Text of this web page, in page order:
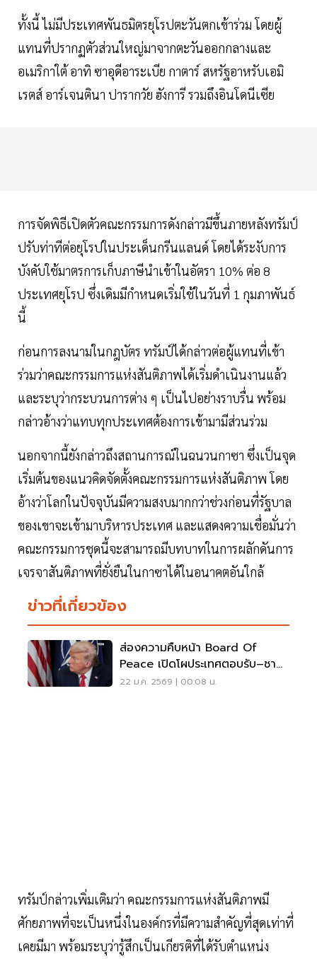
ทั้งนี้ ไม่มีประเทศพันธมิตรยุโรปตะวันตกเข้าร่วม โดยผู้
แทนที่ปรากฏตัวส่วนใหญ่มาจากตะวันออกกลางและ
อเมริกาใต้ อาทิ ซาอุดีอาระเบีย กาตาร์ สหรัฐอาหรับเอมิ
เรตส์ อาร์เจนตินา ปารากวัย ฮังการี รวมถึงอินโดนีเซีย
การจัดพิธีเปิดตัวคณะกรรมการดังกล่าวมีขึ้นภายหลังทรัมป์
ปรับท่าทีต่อยุโรปในประเด็นกรีนแลนด์ โดยได้ระงับการ
บังคับใช้มาตรการเก็บภาษีนำเข้าในอัตรา 10% ต่อ 8
ประเทศยุโรป ซึ่งเดิมมีกำหนดเริ่มใช้ในวันที่ 1 กุมภาพันธ์
นี้
ก่อนการลงนามในกฎบัตร ทรัมป์ได้กล่าวต่อผู้แทนที่เข้า
ร่วมว่าคณะกรรมการแห่งสันติภาพได้เริ่มดำเนินงานแล้ว
และระบุว่ากระบวนการต่าง ๆ เป็นไปอย่างราบรื่น พร้อม
กล่าวอ้างว่าแทบทุกประเทศต้องการเข้ามามีส่วนร่วม
นอกจากนี้ยังกล่าวถึงสถานการณ์ในฉนวนกาซา ซึ่งเป็นจุด
เริ่มต้นของแนวคิดจัดตั้งคณะกรรมการแห่งสันติภาพ โดย
อ้างว่าโลกในปัจจุบันมีความสงบมากกว่าช่วงก่อนที่รัฐบาล
ของเขาจะเข้ามาบริหารประเทศ และแสดงความเชื่อมั่นว่า
คณะกรรมการชุดนี้จะสามารถมีบทบาทในการผลักดันการ
เจรจาสันติภาพที่ยั่งยืนในกาซาได้ในอนาคตอันใกล้
ข่าวที่เกี่ยวข้อง
ส่องความคืบหน้า Board Of
Peace เปิดโผประเทศตอบรับ–ชาติ
ที่ยังลังเล
22 ม.ค. 2569 | 00:08 น.
ทรัมป์กล่าวเพิ่มเติมว่า คณะกรรมการแห่งสันติภาพมี
ศักยภาพที่จะเป็นหนึ่งในองค์กรที่มีความสำคัญที่สุดเท่าที่
เคยมีมา พร้อมระบุว่ารู้สึกเป็นเกียรติที่ได้รับตำแหน่ง